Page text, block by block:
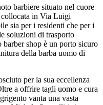
barbiere situato nel cuore
in Via Luigi
sia per i residenti che per i
soluzioni di trasporto
shop è un porto sicuro
della barba uomo di
per la sua eccellenza
a offrire tagli uomo e cura
vanta una vasta